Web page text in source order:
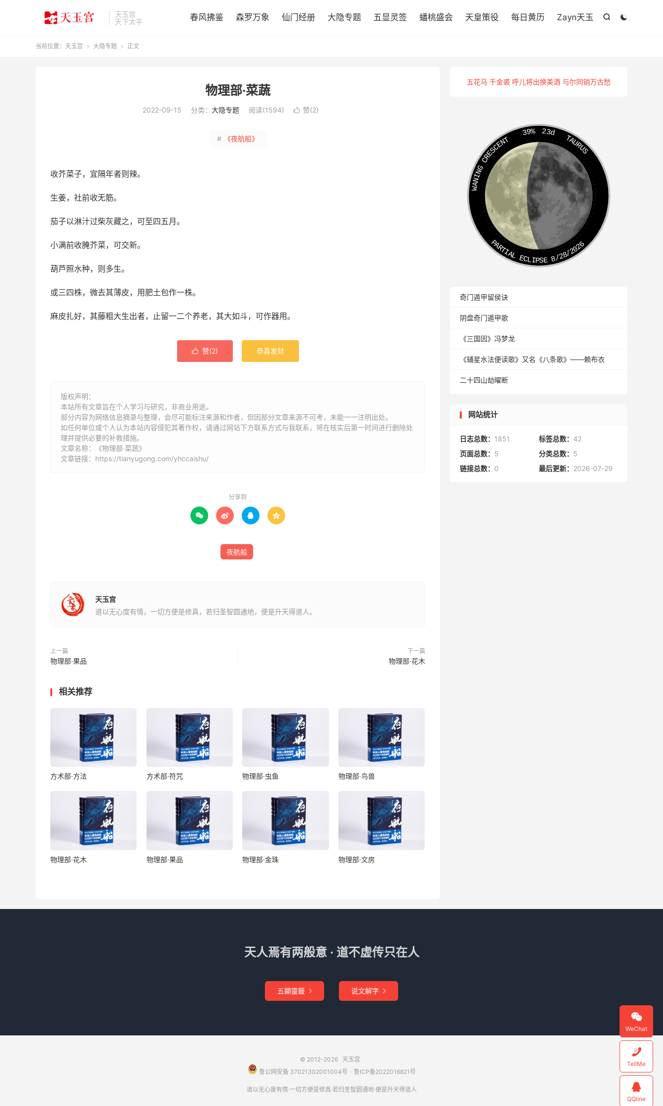
天玉宫
天下太平


春风拂鉴 森罗万象 仙门经册 大隐专题 五显灵签 蟠桃盛会 天皇策役 每日黄历 Zayn天玉
当前位置： 天玉宫  大隐专题  正文
物理部·菜蔬
2022-09-15 分类： 大隐专题 阅读(1594)  赞(2)
# 《夜航船》
收芥菜子，宜隔年者则辣。
生姜，社前收无筋。
茄子以淋汁过柴灰藏之，可至四五月。
小满前收腌芥菜，可交新。
葫芦照水种，则多生。
或三四株，微去其薄皮，用肥土包作一株。
麻皮扎好，其藤粗大生出者，止留一二个养老，其大如斗，可作器用。
 赞(2) 恭喜发财
版权声明：
本站所有文章旨在个人学习与研究，非商业用途。
部分内容为网络信息摘录与整理，会尽可能标注来源和作者，但因部分文章来源不可考，未能一一注明出处。
如任何单位或个人认为本站内容侵犯其著作权，请通过网站下方联系方式与我联系​​，将在核实后第一时间进行删除处
理并提供必要的补救措施。
文章名称：《物理部·菜蔬》
文章链接： https://tianyugong.com/yhccaishu/
分享到
   
夜航船
天玉宫
道以无心度有情，一切方便是修真，若归圣智圆通地，便是升天得道人。
上一篇
物理部·果品
下一篇
物理部·花木
相关推荐
方术部·方法 方术部·符咒 物理部·虫鱼 物理部·鸟兽
物理部·花木 物理部·果品 物理部·金珠 物理部·文房
五花马 千金裘 呼儿将出换美酒 与尔同销万古愁
39% 23d
TAURUS
WANING CRESCENT
PARTIAL ECLIPSE 8/28/2026
奇门遁甲留侯诀
阴盘奇门遁甲歌
《三国因》冯梦龙
《辅星水法便读歌》又名《八条歌》——赖布衣
二十四山劫曜断
网站统计
日志总数： 1851 标签总数： 42
页面总数： 5 分类总数： 5
链接总数： 0 最后更新： 2026-07-29
天人焉有两般意 · 道不虚传只在人
五顯靈籤  说文解字 
© 2012-2026 天玉宫
鲁公网安备 37021302001004号 ​​​ · 鲁ICP备2022016821号
道以无心度有情·一切方便是修真·若归圣智圆通地·便是升天得道人

WeChat

TellMe

QQline